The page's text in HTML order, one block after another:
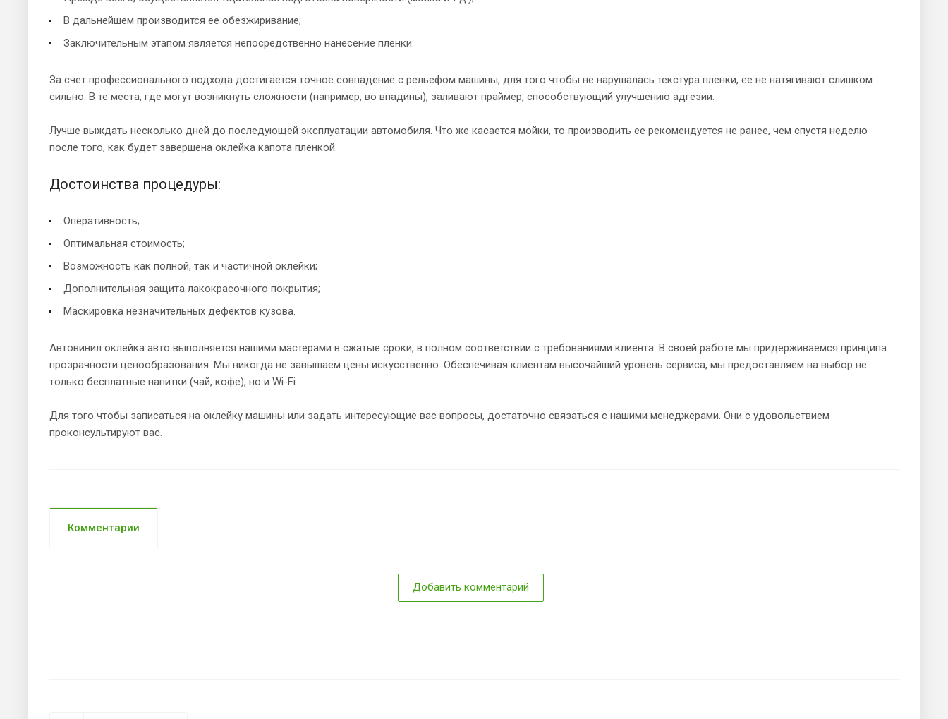
В дальнейшем производится ее обезжиривание;
Заключительным этапом является непосредственно нанесение пленки.
За счет профессионального подхода достигается точное совпадение с рельефом машины, для того чтобы не нарушалась текстура пленки, ее не натягивают слишком
сильно. В те места, где могут возникнуть сложности (например, во впадины), заливают праймер, способствующий улучшению адгезии.
Лучше выждать несколько дней до последующей эксплуатации автомобиля. Что же касается мойки, то производить ее рекомендуется не ранее, чем спустя неделю
после того, как будет завершена оклейка капота пленкой.
Достоинства процедуры:
Оперативность;
Оптимальная стоимость;
Возможность как полной, так и частичной оклейки;
Дополнительная защита лакокрасочного покрытия;
Маскировка незначительных дефектов кузова.
Автовинил оклейка авто выполняется нашими мастерами в сжатые сроки, в полном соответствии с требованиями клиента. В своей работе мы придерживаемся принципа
прозрачности ценообразования. Мы никогда не завышаем цены искусственно. Обеспечивая клиентам высочайший уровень сервиса, мы предоставляем на выбор не
только бесплатные напитки (чай, кофе), но и Wi-Fi.
Для того чтобы записаться на оклейку машины или задать интересующие вас вопросы, достаточно связаться с нашими менеджерами. Они с удовольствием
проконсультируют вас.
Комментарии
Добавить комментарий